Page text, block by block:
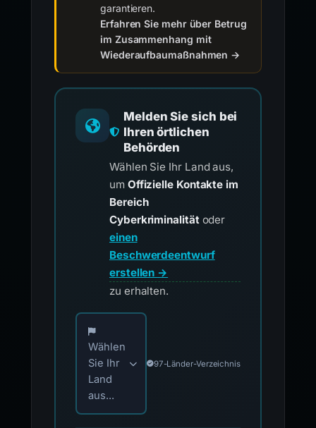
garantieren.
Erfahren Sie mehr über Betrug
im Zusammenhang mit
Wiederaufbaumaßnahmen →
Melden Sie sich bei
Ihren örtlichen
Behörden
Wählen Sie Ihr Land aus,
um Offizielle Kontakte im
Bereich
Cyberkriminalitätoder
einen
Beschwerdeentwurf
erstellen →
zu erhalten.
Wählen Sie Ihr Land für offizielle
Wählen
Sie Ihr
Land
aus...
97-Länder-Verzeichnis